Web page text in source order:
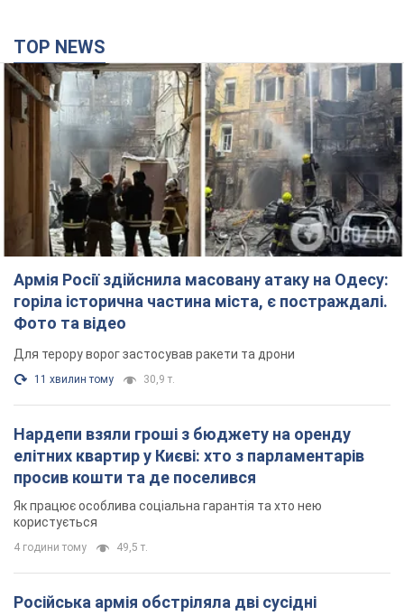
TOP NEWS
Армія Росії здійснила масовану атаку на Одесу:
горіла історична частина міста, є постраждалі.
Фото та відео
Для терору ворог застосував ракети та дрони
11 хвилин тому 30,9 т.
Нардепи взяли гроші з бюджету на оренду
елітних квартир у Києві: хто з парламентарів
просив кошти та де поселився
Як працює особлива соціальна гарантія та хто нею
користується
4 години тому 49,5 т.
Російська армія обстріляла дві сусідні